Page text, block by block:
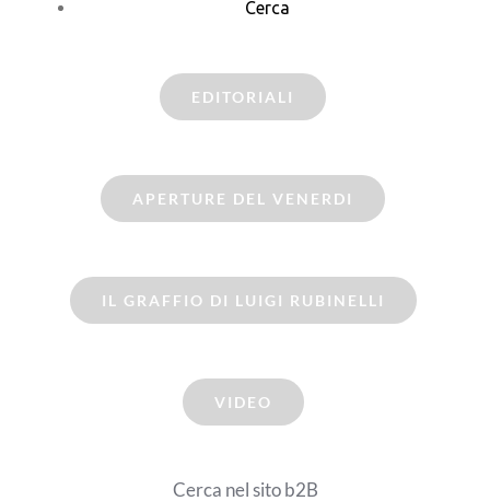
Cerca
EDITORIALI
APERTURE DEL VENERDI
IL GRAFFIO DI LUIGI RUBINELLI
VIDEO
Cerca nel sito b2B